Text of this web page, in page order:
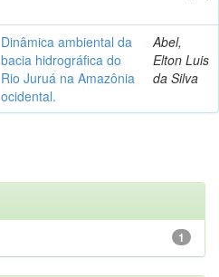
Dinâmica ambiental da
bacia hidrográfica do
Rio Juruá na Amazônia
ocidental.
Abel,
Elton Luis
da Silva
1